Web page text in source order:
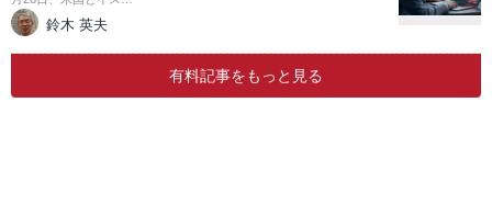
鈴木 英夫
有料記事をもっと見る